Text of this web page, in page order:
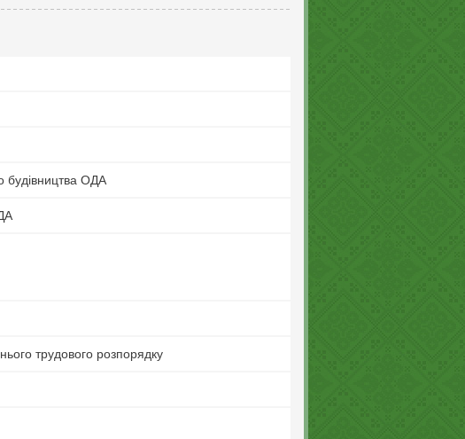
будівництва ОДА
трудового розпорядку